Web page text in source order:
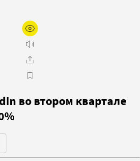
во втором квартале